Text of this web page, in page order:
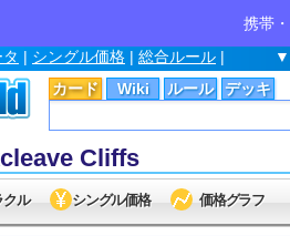
携帯
カード Wiki ルール デッキ
| シングル価格 | 総合ルール |
Cliffs
クル シングル価格 価格グラフ